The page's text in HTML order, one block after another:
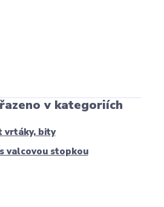
v kategoriích
vrtáky, bity
valcovou stopkou